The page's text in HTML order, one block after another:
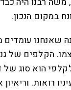
במקום הנכון.
שאנחנו עומדים
הקלפים של
הוא סוג של
רואות. וריאיון